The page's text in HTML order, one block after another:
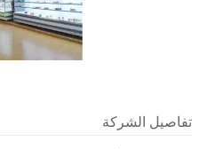
تفاصيل الشركة